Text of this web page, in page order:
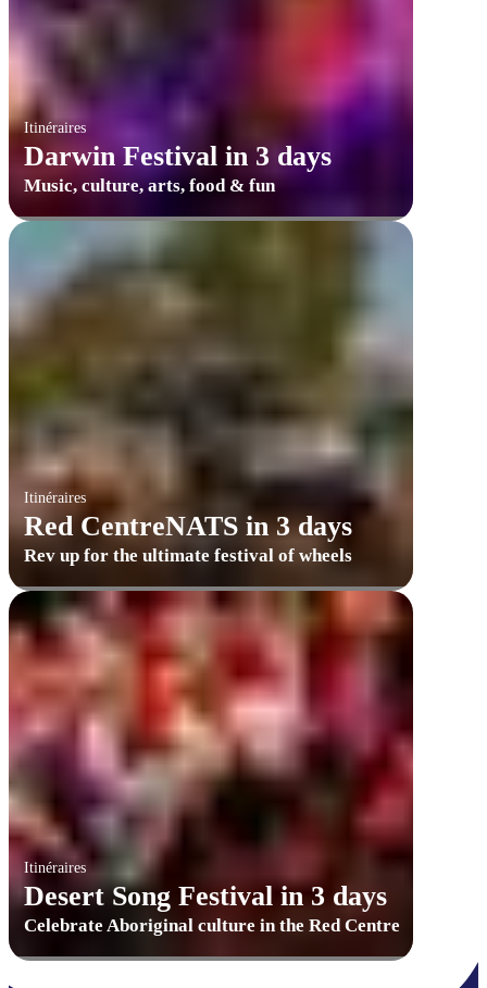
Itinéraires
Darwin Festival in 3 days
Music, culture, arts, food & fun
Itinéraires
Red CentreNATS in 3 days
Rev up for the ultimate festival of wheels
Itinéraires
Desert Song Festival in 3 days
Celebrate Aboriginal culture in the Red Centre